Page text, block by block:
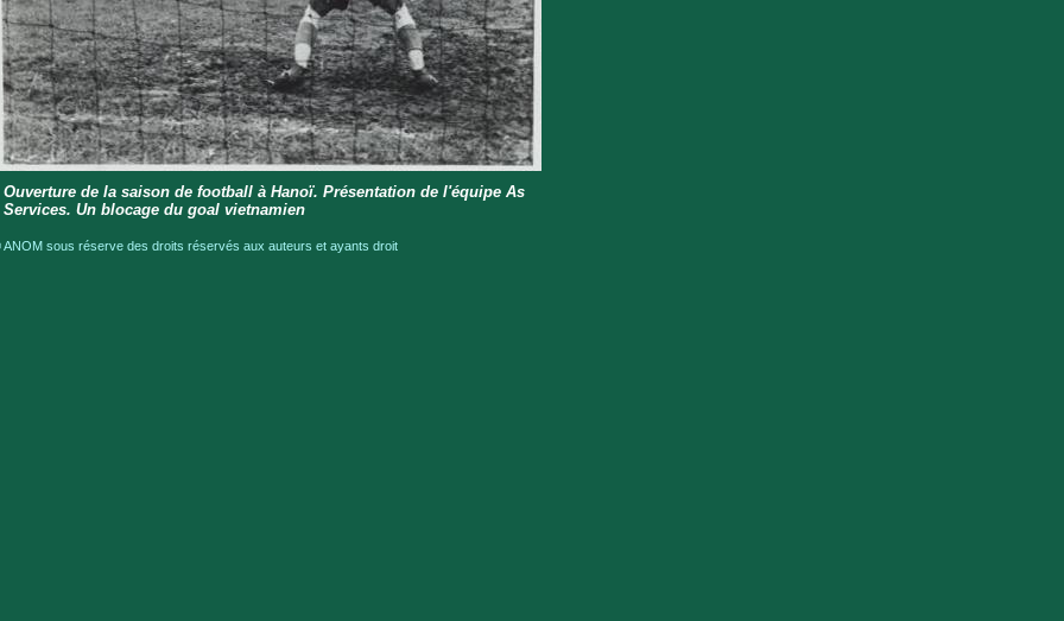
Ouverture de la saison de football à Hanoï. Présentation de l'équipe As
Services. Un blocage du goal vietnamien
ANOM sous réserve des droits réservés aux auteurs et ayants droit